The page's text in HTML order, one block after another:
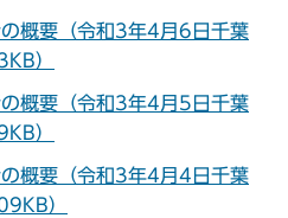
概要（令和3年4月6日千葉
）
概要（令和3年4月5日千葉
）
概要（令和3年4月4日千葉
）